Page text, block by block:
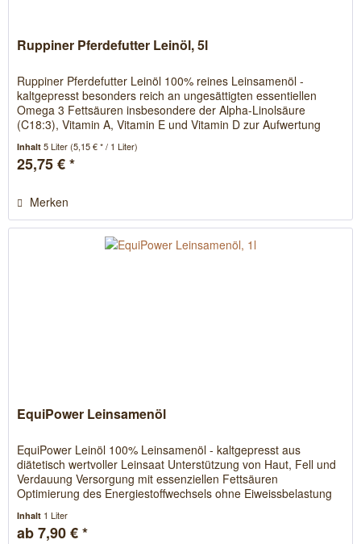
Ruppiner Pferdefutter Leinöl, 5l
Ruppiner Pferdefutter Leinöl 100% reines Leinsamenöl -
kaltgepresst besonders reich an ungesättigten essentiellen
Omega 3 Fettsäuren insbesondere der Alpha-Linolsäure
(C18:3), Vitamin A, Vitamin E und Vitamin D zur Aufwertung
Inhalt5 Liter(5,15 € * / 1 Liter)
25,75 € *
Merken
EquiPower Leinsamenöl
EquiPower Leinöl 100% Leinsamenöl - kaltgepresst aus
diätetisch wertvoller Leinsaat Unterstützung von Haut, Fell und
Verdauung Versorgung mit essenziellen Fettsäuren
Optimierung des Energiestoffwechsels ohne Eiweissbelastung
Inhalt 1 Liter
ab 7,90 € *